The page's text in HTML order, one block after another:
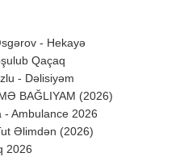
- Hekayə
Qaçaq
- Dəlisiyəm
BAĞLIYAM (2026)
- Ambulance 2026
Əlimdən (2026)
2026